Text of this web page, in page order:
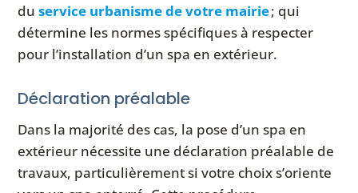
duservice urbanisme de votre mairie; qui
détermine les normes spécifiques à respecter
pour l’installation d’un spa en extérieur.
Déclaration préalable
Dans la majorité des cas, la pose d’un spa en
extérieur nécessite une déclaration préalable de
travaux, particulièrement si votre choix s’oriente